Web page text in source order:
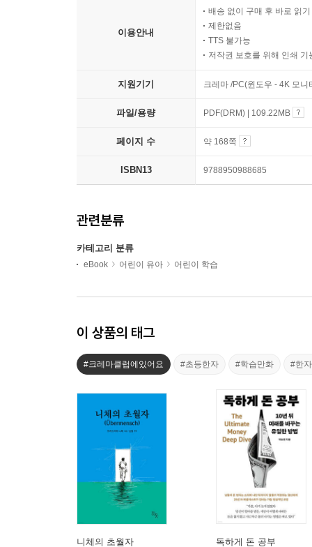
이용안내
배송 없이 구매 후 바로 읽기
제한없음
TTS 불가능
저작권 보호를 위해 인쇄 기
지원기기 크레마 /PC(윈도우 - 4K 모
파일/용량 PDF(DRM) | 109.22MB
페이지 수 약 168쪽
ISBN13 9788950988685
관련분류
카테고리 분류
eBook 어린이 유아 어린이 학습
이 상품의 태그
#크레마클럽에있어요 #초등한자 #학습만화 #한
니체의 초월자 독하게 돈 공부